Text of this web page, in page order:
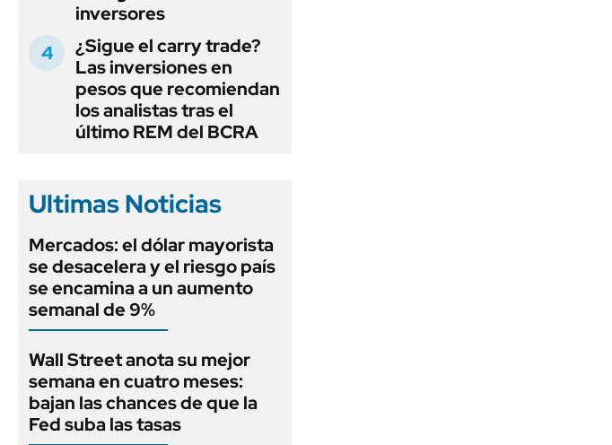
inversores
¿Sigue el carry trade?
Las inversiones en
pesos que recomiendan
los analistas tras el
último REM del BCRA
Ultimas Noticias
Mercados: el dólar mayorista
se desacelera y el riesgo país
se encamina a un aumento
semanal de 9%
Wall Street anota su mejor
semana en cuatro meses:
bajan las chances de que la
Fed suba las tasas